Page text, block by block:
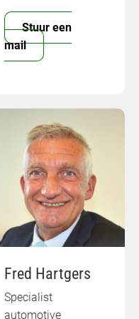
Stuur een
mail
Fred Hartgers
Specialist
automotive